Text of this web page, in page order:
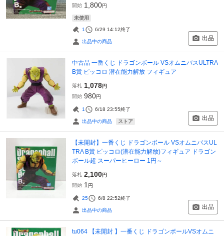
開始 1,800円
未使用
1 6/29 14:12終了
出品中の商品 出品
中古品 一番くじ ドラゴンボール VSオムニバスULTRA
B賞 ピッコロ 潜在能力解放 フィギュア
落札 1,078円
開始 980円
1 6/18 23:55終了
出品中の商品 ストア 出品
【未開封】一番くじ ドラゴンボール VSオムニバスUL
TRA B賞 ピッコロ(潜在能力解放)フィギュア ドラゴン
ボール超 スーパーヒーロー 1円～
落札 2,100円
開始 1 円
25 6/8 22:52終了
出品中の商品 出品
tu064 【未開封 】一番くじ ドラゴンボールVSオムニ